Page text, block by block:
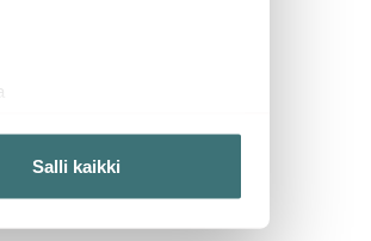
Salli kaikki
vaahto pois); tämä